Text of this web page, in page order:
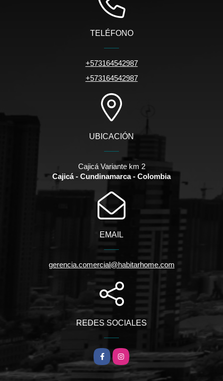
TELÉFONO
+573164542987
+573164542987
UBICACIÓN
Cajicá Variante km 2
Cajicá - Cundinamarca - Colombia
EMAIL
gerencia.comercial@habitarhome.com
REDES SOCIALES
FacebookInstagram